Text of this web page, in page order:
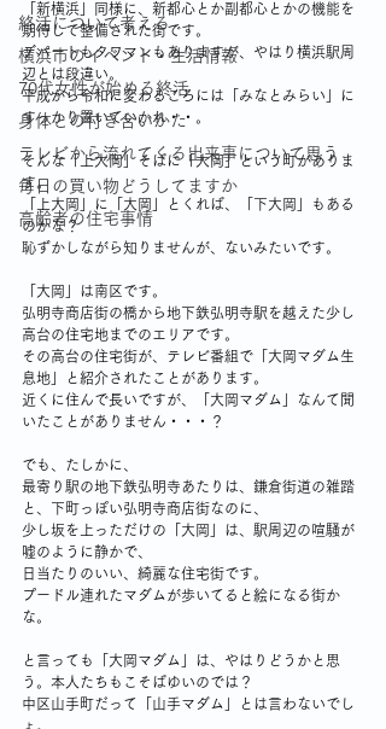
終活について考える
横浜市のイベント・生活情報
70代女性が始める終活
身体との付き合いかた
テレビから流れてくる出来事について思う
毎日の買い物どうしてますか
高齢者の住宅事情
「新横浜」同様に、新都心とか副都心とかの機能を
期待して整備された街です。
デパートもタワマンもありますが、やはり横浜駅周
辺とは段違い。
平成から令和に変わるころには「みなとみらい」に
すっかり置いていかれ・・。
そんな「上大岡」そばに「大岡」という町がありま
す。
「上大岡」に「大岡」とくれば、「下大岡」もある
のかな？
恥ずかしながら知りませんが、ないみたいです。
「大岡」は南区です。
弘明寺商店街の橋から地下鉄弘明寺駅を越えた少し
高台の住宅地までのエリアです。
その高台の住宅街が、テレビ番組で「大岡マダム生
息地」と紹介されたことがあります。
近くに住んで長いですが、「大岡マダム」なんて聞
いたことがありません・・・？
でも、たしかに、
最寄り駅の地下鉄弘明寺あたりは、鎌倉街道の雑踏
と、下町っぽい弘明寺商店街なのに、
少し坂を上っただけの「大岡」は、駅周辺の喧騒が
嘘のように静かで、
日当たりのいい、綺麗な住宅街です。
プードル連れたマダムが歩いてると絵になる街か
な。
と言っても「大岡マダム」は、やはりどうかと思
う。本人たちもこそばゆいのでは？
中区山手町だって「山手マダム」とは言わないでし
ょ。